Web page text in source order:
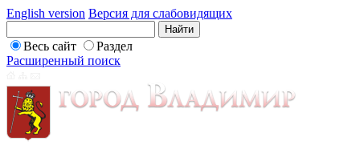
English version Версия для слабовидящих
Весь сайт
Раздел
Расширенный поиск